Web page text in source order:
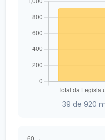
39 de 920